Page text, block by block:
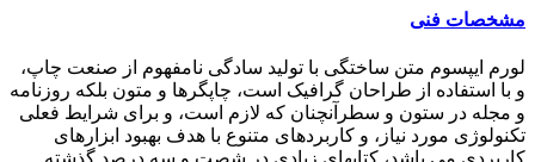
مشخصات فنی
لورم ایپسوم متن ساختگی با تولید سادگی نامفهوم از صنعت چاپ،
و با استفاده از طراحان گرافیک است، چاپگرها و متون بلکه روزنامه
و مجله در ستون و سطرآنچنان که لازم است، و برای شرایط فعلی
تکنولوژی مورد نیاز، و کاربردهای متنوع با هدف بهبود ابزارهای
کاربردی می باشد، کتابهای زیادی در شصت و سه درصد گذشته